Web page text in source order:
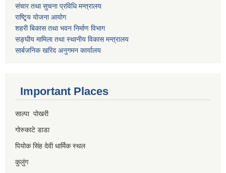
संचार तथा सुचना प्रविधि मन्त्रालय
राष्टि्ृय योजना आयोग
शहरी बिकास तथा भवन निर्माण विभाग
सङ्घीय मामिला तथा स्थानीय विकास मन्त्रालय
सार्बजनिक खरिद अनुगमन कार्यालय
Important Places
साल्पा पोखरी
गोरुकाटे डाडा
पियोक सिंह देवी धार्मिक स्थल
कुलुंग